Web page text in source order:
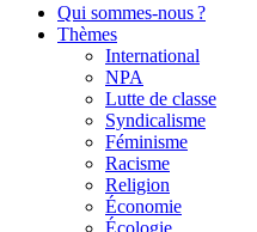
Qui sommes-nous ?
Thèmes
International
NPA
Lutte de classe
Syndicalisme
Féminisme
Racisme
Religion
Économie
Écologie